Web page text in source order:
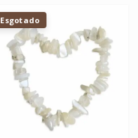
Esgotado